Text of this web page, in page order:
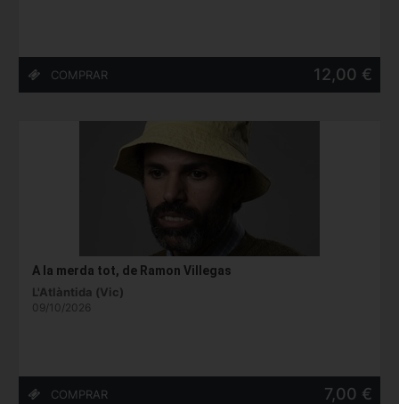
12,00 €
A la merda tot, de Ramon Villegas
L'Atlàntida (Vic)
09/10/2026
7,00 €